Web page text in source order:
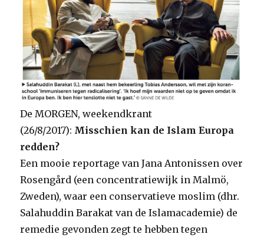
De MORGEN, weekendkrant
(26/8/2017): Misschien kan de Islam Europa
redden?
Een mooie reportage van Jana Antonissen over
Rosengård (een concentratiewijk in Malmö,
Zweden), waar een conservatieve moslim (dhr.
Salahuddin Barakat van de Islamacademie) de
remedie gevonden zegt te hebben tegen